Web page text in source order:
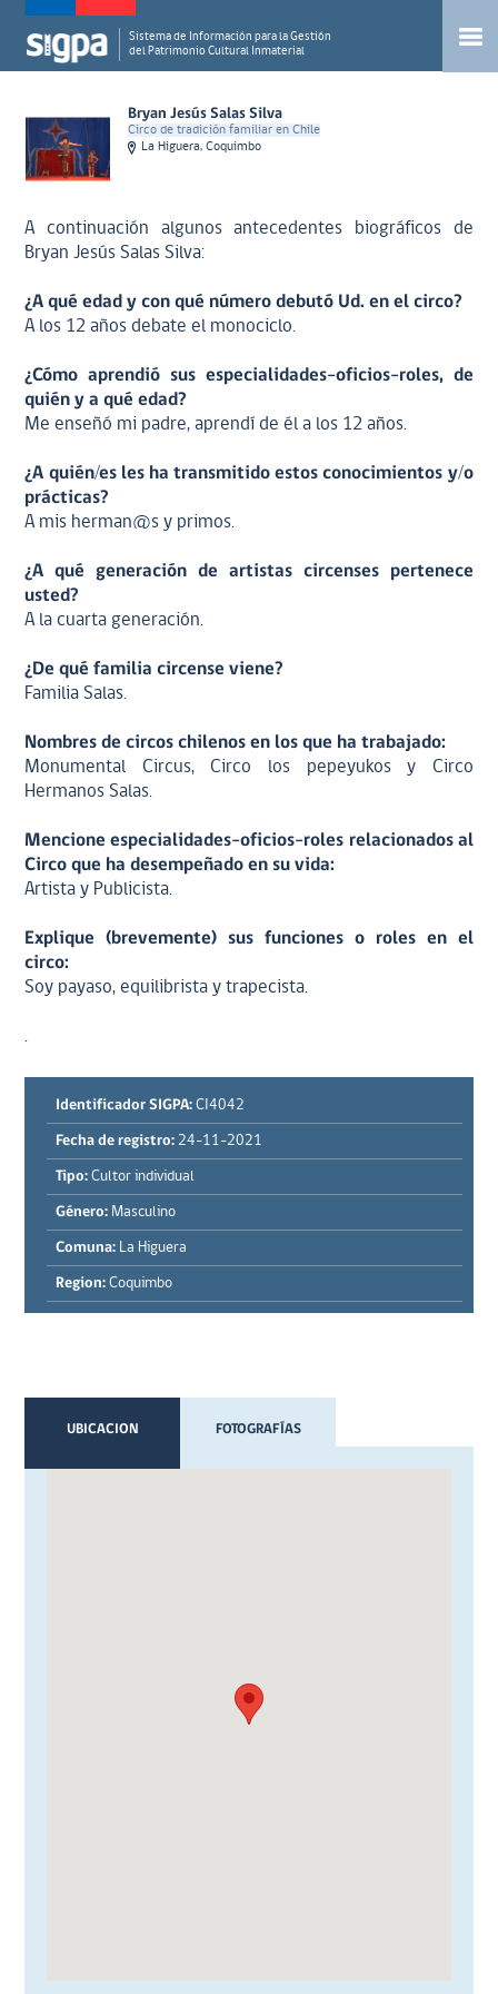
Sistema de Información para la Gestión
del Patrimonio Cultural Inmaterial
Bryan Jesús Salas Silva
Circo de tradición familiar en Chile
La Higuera, Coquimbo
A continuación algunos antecedentes biográficos de
Bryan Jesús Salas Silva:
¿A qué edad y con qué número debutó Ud. en el circo?
A los 12 años debate el monociclo.
¿Cómo aprendió sus especialidades-oficios-roles, de
quién y a qué edad?
Me enseñó mi padre, aprendí de él a los 12 años.
¿A quién/es les ha transmitido estos conocimientos y/o
prácticas?
A mis herman@s y primos.
¿A qué generación de artistas circenses pertenece
usted?
A la cuarta generación.
¿De qué familia circense viene?
Familia Salas.
Nombres de circos chilenos en los que ha trabajado:
Monumental Circus, Circo los pepeyukos y Circo
Hermanos Salas.
Mencione especialidades-oficios-roles relacionados al
Circo que ha desempeñado en su vida:
Artista y Publicista.
Explique (brevemente) sus funciones o roles en el
circo:
Soy payaso, equilibrista y trapecista.
.
Identificador SIGPA: CI4042
Fecha de registro: 24-11-2021
Tipo: Cultor individual
Género: Masculino
Comuna: La Higuera
Region: Coquimbo
UBICACION FOTOGRAFÍAS